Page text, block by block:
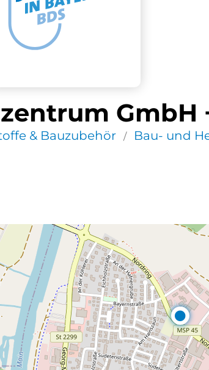
GmbH
& Bauzubehör / Bau- und